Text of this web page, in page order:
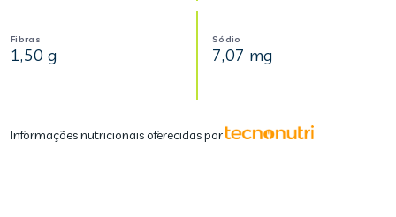
Fibras
1,50 g
Sódio
7,07 mg
Informações nutricionais oferecidas por